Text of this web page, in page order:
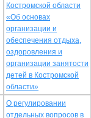
Костромской области
«Об основах
организации и
обеспечения отдыха,
оздоровления и
организации занятости
детей в Костромской
области»
О регулировании
отдельных вопросов в